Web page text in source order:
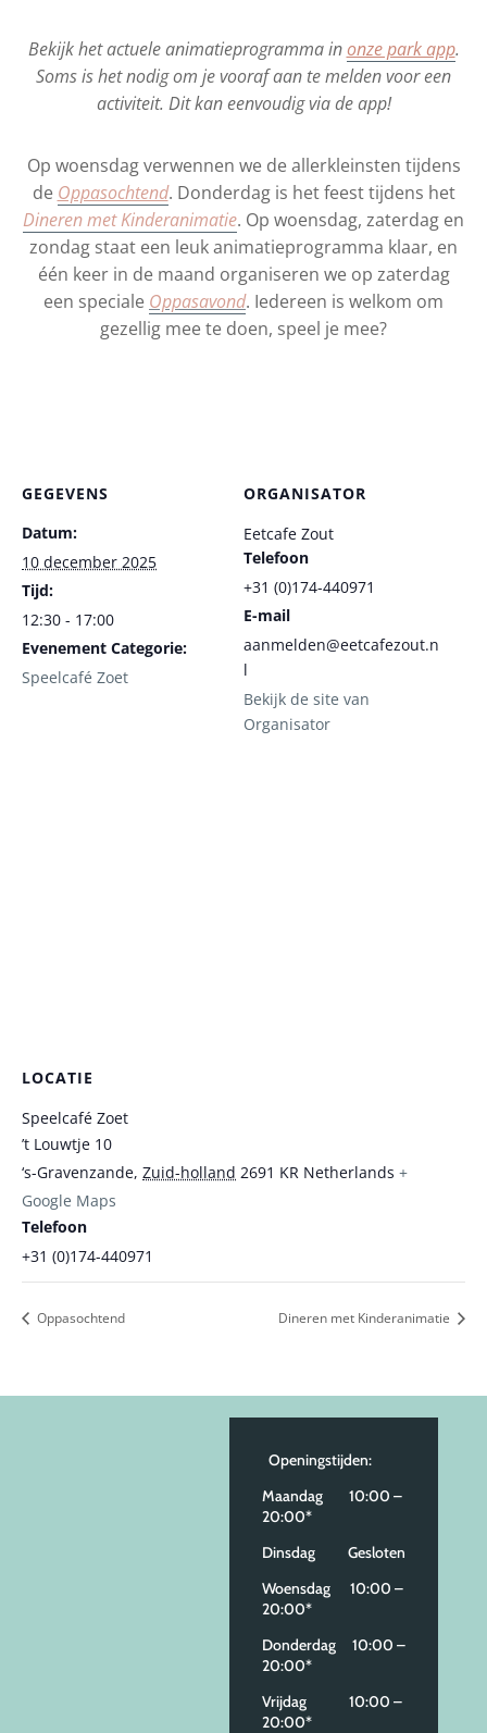
Bekijk het actuele animatieprogramma inonze park app.
Soms is het nodig om je vooraf aan te melden voor een
activiteit. Dit kan eenvoudig via de app!
Op woensdag verwennen we de allerkleinsten tijdens
de Oppasochtend. Donderdag is het feest tijdens het
Dineren met Kinderanimatie. Op woensdag, zaterdag en
zondag staat een leuk animatieprogramma klaar, en
één keer in de maand organiseren we op zaterdag
een speciale Oppasavond. Iedereen is welkom om
gezellig mee te doen, speel je mee?
GEGEVENS
Datum:
10 december 2025
Tijd:
12:30 - 17:00
Evenement Categorie:
Speelcafé Zoet
ORGANISATOR
Eetcafe Zout
Telefoon
+31 (0)174-440971
E-mail
aanmelden@eetcafezout.n
l
Bekijk de site van
Organisator
LOCATIE
Speelcafé Zoet
’t Louwtje 10
‘s-Gravenzande, Zuid-holland 2691 KR Netherlands +
Google Maps
Telefoon
+31 (0)174-440971
Oppasochtend Dineren met Kinderanimatie
Openingstijden:
Maandag 10:00 –
20:00*
Dinsdag Gesloten
Woensdag 10:00 –
20:00*
Donderdag 10:00 –
20:00*
Vrijdag 10:00 –
20:00*